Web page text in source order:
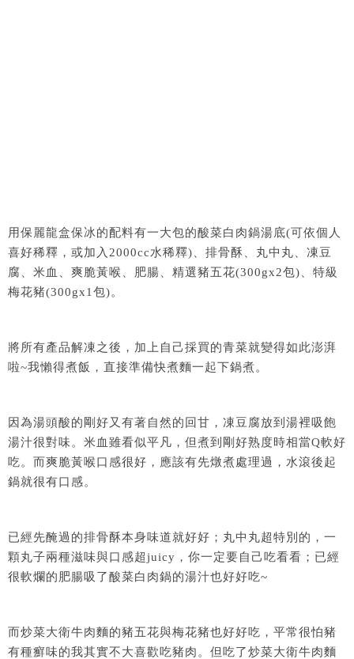
用保麗龍盒保冰的配料有一大包的酸菜白肉鍋湯底(可依個人
喜好稀釋，或加入2000cc水稀釋)、排骨酥、丸中丸、凍豆
腐、米血、爽脆黃喉、肥腸、精選豬五花(300gx2包)、特級
梅花豬(300gx1包)。
將所有產品解凍之後，加上自己採買的青菜就變得如此澎湃
啦~我懶得煮飯，直接準備快煮麵一起下鍋煮。
因為湯頭酸的剛好又有著自然的回甘，凍豆腐放到湯裡吸飽
湯汁很對味。米血雖看似平凡，但煮到剛好熟度時相當Q軟好
吃。而爽脆黃喉口感很好，應該有先燉煮處理過，水滾後起
鍋就很有口感。
已經先醃過的排骨酥本身味道就好好；丸中丸超特別的，一
顆丸子兩種滋味與口感超juicy，你一定要自己吃看看；已經
很軟爛的肥腸吸了酸菜白肉鍋的湯汁也好好吃~
而炒菜大衛牛肉麵的豬五花與梅花豬也好好吃，平常很怕豬
有種癬味的我其實不大喜歡吃豬肉。但吃了炒菜大衛牛肉麵